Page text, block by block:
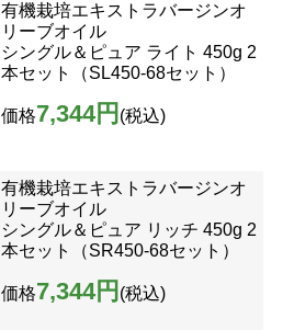
有機栽培エキストラバージンオ
リーブオイル
シングル＆ピュア ライト 450g 2
本セット（SL450-68セット）
価格7,344円 (税込)
有機栽培エキストラバージンオ
リーブオイル
シングル＆ピュア リッチ 450g 2
本セット（SR450-68セット）
価格7,344円 (税込)